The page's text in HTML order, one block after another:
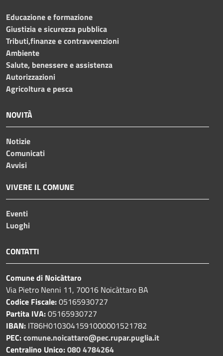
Educazione e formazione
Giustizia e sicurezza pubblica
Tributi,finanze e contravvenzioni
Ambiente
Salute, benessere e assistenza
Autorizzazioni
Agricoltura e pesca
NOVITÀ
Notizie
Comunicati
Avvisi
VIVERE IL COMUNE
Eventi
Luoghi
CONTATTI
Comune di Noicàttaro
Via Pietro Nenni 11, 70016 Noicàttaro BA
Codice Fiscale:05165930727
Partita IVA:05165930727
IBAN: IT86H0103041591000001521782
PEC:comune.noicattaro@pec.rupar.puglia.it
Centralino Unico:080 4784264